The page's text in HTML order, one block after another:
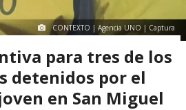
CONTEXTO | Agencia UNO | Captura
para tres de los
detenidos por el
en San Miguel